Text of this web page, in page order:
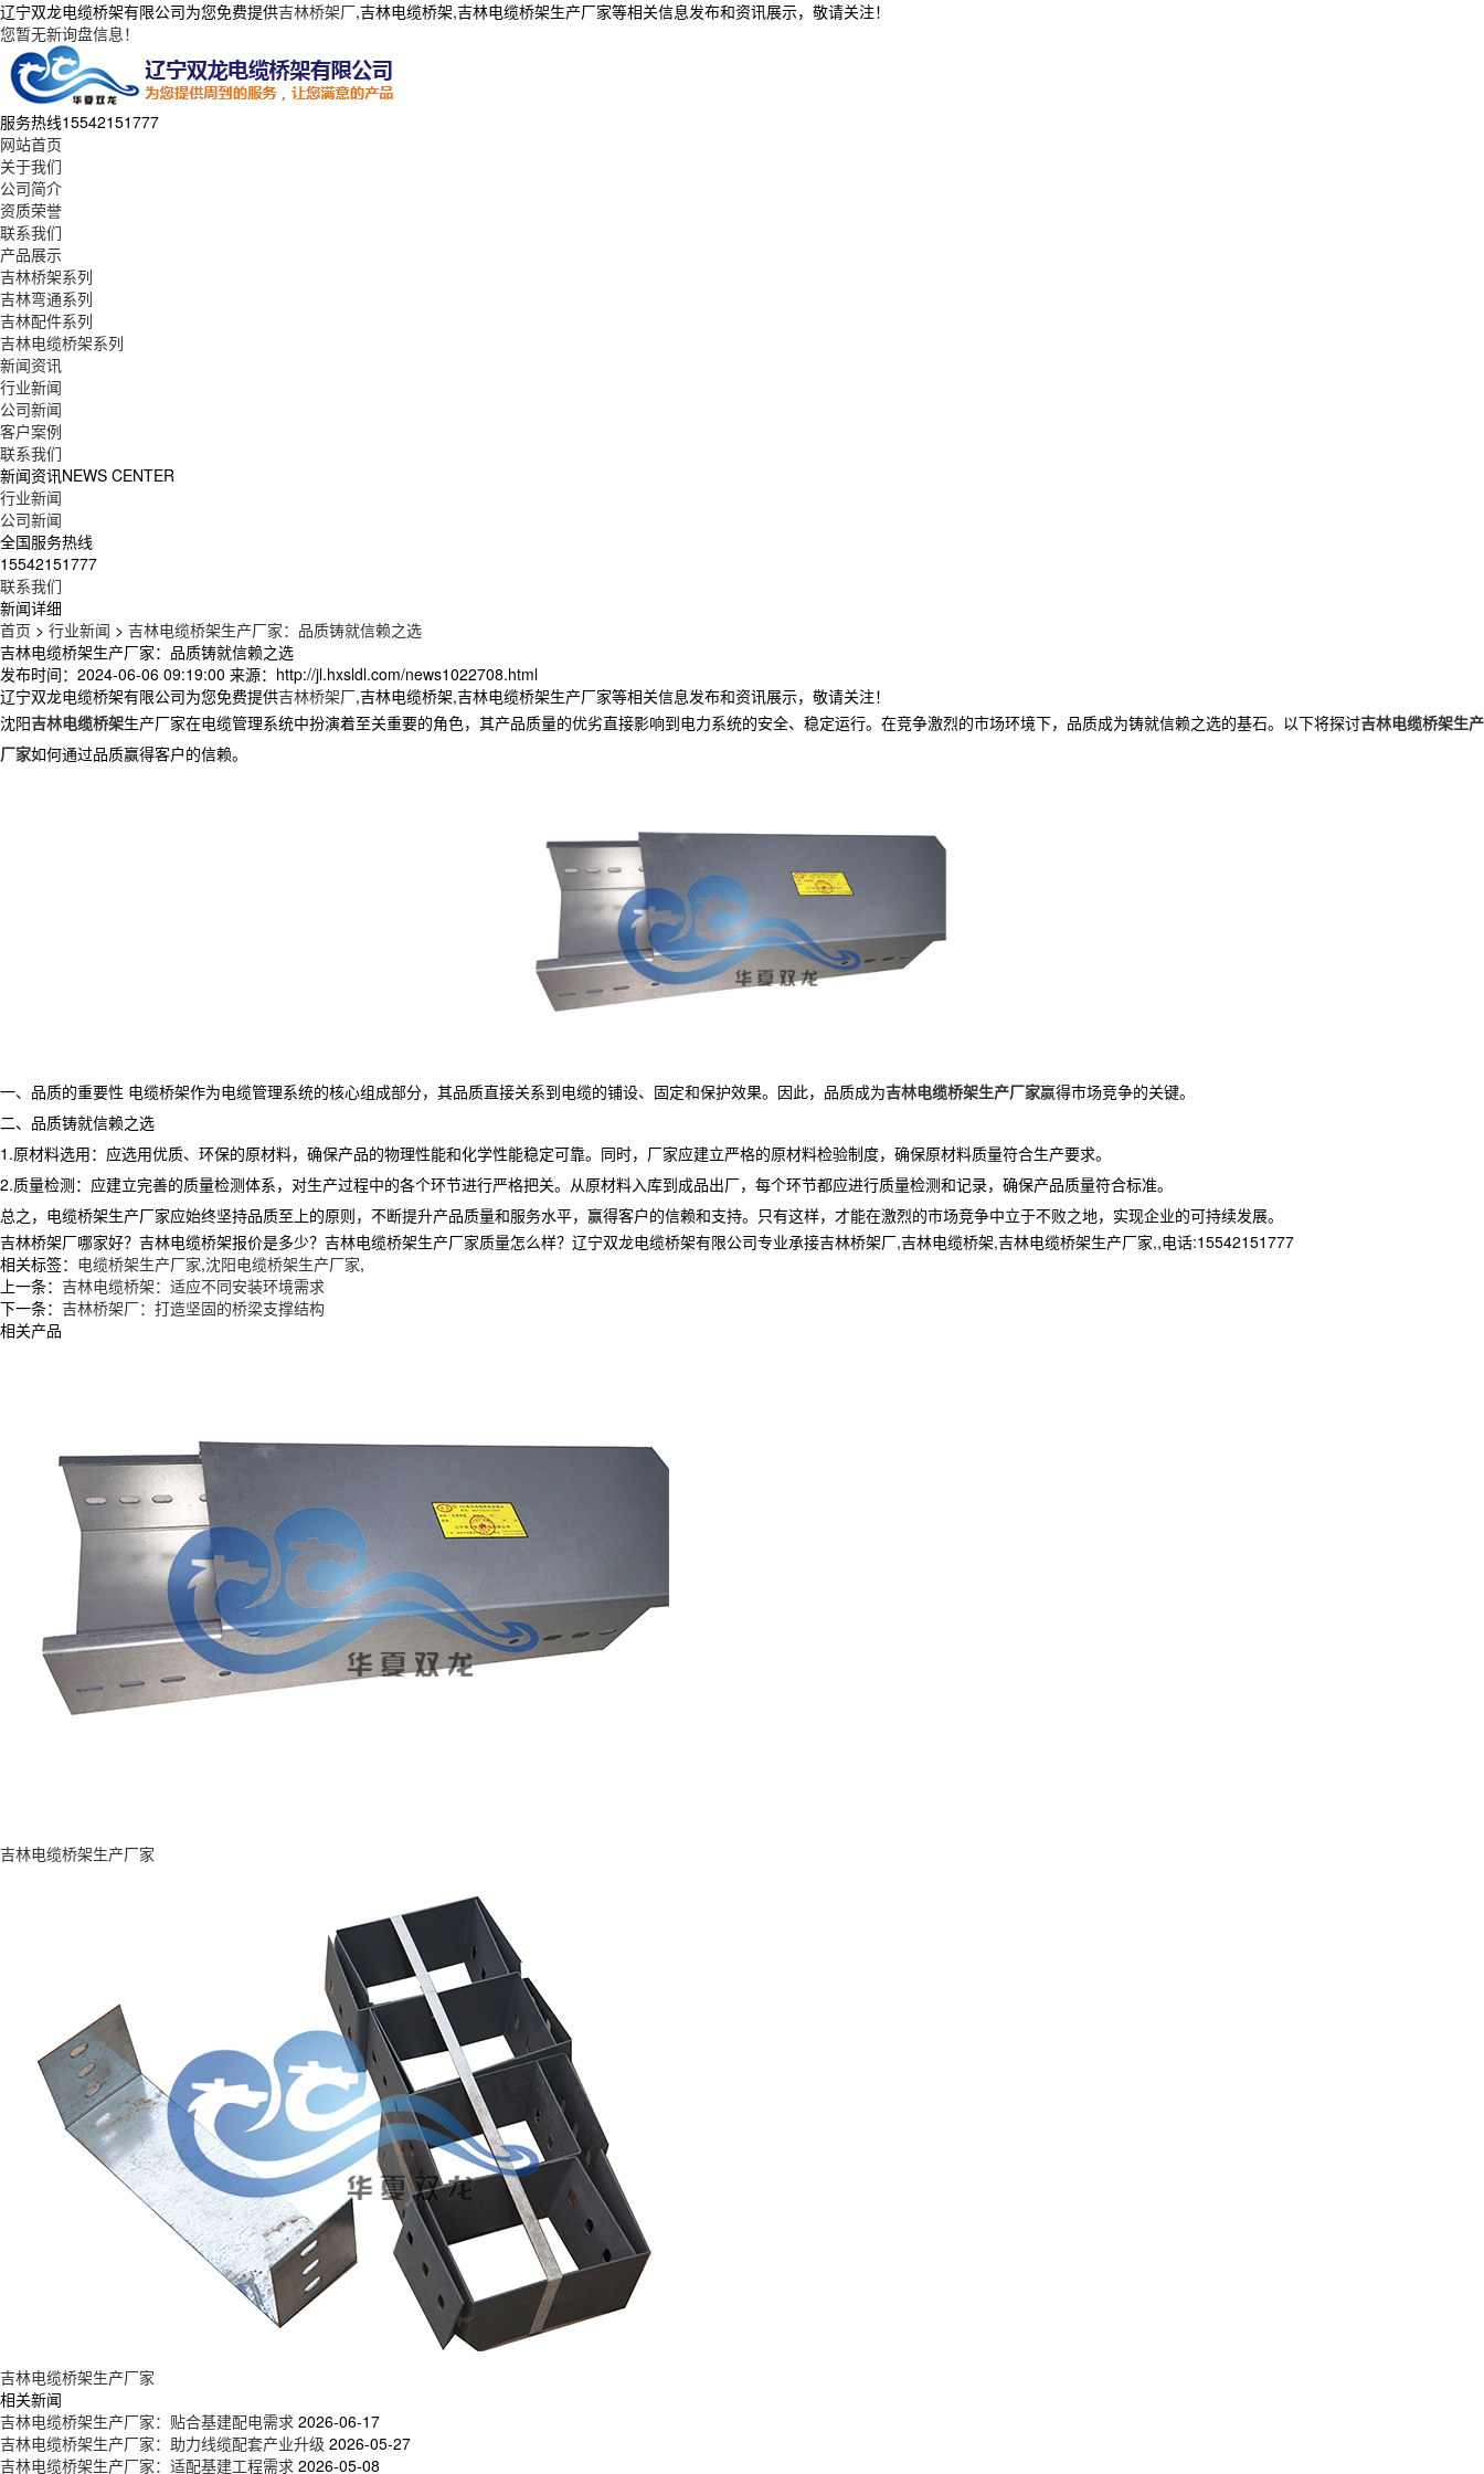
辽宁双龙电缆桥架有限公司为您免费提供吉林桥架厂,吉林电缆桥架,吉林电缆桥架生产厂家等相关信息发布和资讯展示，敬请关注！
您暂无新询盘信息！
服务热线15542151777
网站首页
关于我们
公司简介
资质荣誉
联系我们
产品展示
吉林桥架系列
吉林弯通系列
吉林配件系列
吉林电缆桥架系列
新闻资讯
行业新闻
公司新闻
客户案例
联系我们
新闻资讯NEWS CENTER
行业新闻
公司新闻
全国服务热线
15542151777
联系我们
新闻详细
首页 > 行业新闻 > 吉林电缆桥架生产厂家：品质铸就信赖之选
吉林电缆桥架生产厂家：品质铸就信赖之选
发布时间：2024-06-06 09:19:00 来源：http://jl.hxsldl.com/news1022708.html
辽宁双龙电缆桥架有限公司为您免费提供吉林桥架厂,吉林电缆桥架,吉林电缆桥架生产厂家等相关信息发布和资讯展示，敬请关注！
沈阳吉林电缆桥架生产厂家在电缆管理系统中扮演着至关重要的角色，其产品质量的优劣直接影响到电力系统的安全、稳定运行。在竞争激烈的市场环境下，品质成为铸就信赖之选的基石。以下将探讨吉林电缆桥架生产
厂家如何通过品质赢得客户的信赖。
一、品质的重要性 电缆桥架作为电缆管理系统的核心组成部分，其品质直接关系到电缆的铺设、固定和保护效果。因此，品质成为吉林电缆桥架生产厂家赢得市场竞争的关键。
二、品质铸就信赖之选
1.原材料选用：应选用优质、环保的原材料，确保产品的物理性能和化学性能稳定可靠。同时，厂家应建立严格的原材料检验制度，确保原材料质量符合生产要求。
2.质量检测：应建立完善的质量检测体系，对生产过程中的各个环节进行严格把关。从原材料入库到成品出厂，每个环节都应进行质量检测和记录，确保产品质量符合标准。
总之，电缆桥架生产厂家应始终坚持品质至上的原则，不断提升产品质量和服务水平，赢得客户的信赖和支持。只有这样，才能在激烈的市场竞争中立于不败之地，实现企业的可持续发展。
吉林桥架厂哪家好？吉林电缆桥架报价是多少？吉林电缆桥架生产厂家质量怎么样？辽宁双龙电缆桥架有限公司专业承接吉林桥架厂,吉林电缆桥架,吉林电缆桥架生产厂家,,电话:15542151777
相关标签： 电缆桥架生产厂家,沈阳电缆桥架生产厂家,
上一条： 吉林电缆桥架：适应不同安装环境需求
下一条： 吉林桥架厂：打造坚固的桥梁支撑结构
相关产品
吉林电缆桥架生产厂家
吉林电缆桥架生产厂家
相关新闻
吉林电缆桥架生产厂家：贴合基建配电需求 2026-06-17
吉林电缆桥架生产厂家：助力线缆配套产业升级 2026-05-27
吉林电缆桥架生产厂家：适配基建工程需求 2026-05-08